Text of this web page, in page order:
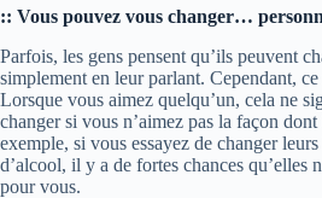
:: Vous pouvez vous changer…
Parfois, les gens pensent qu’ils peuvent
simplement en leur parlant. Cependant,
Lorsque vous aimez quelqu’un, cela ne
changer si vous n’aimez pas la façon
exemple, si vous essayez de changer
d’alcool, il y a de fortes chances qu’elles
pour vous.